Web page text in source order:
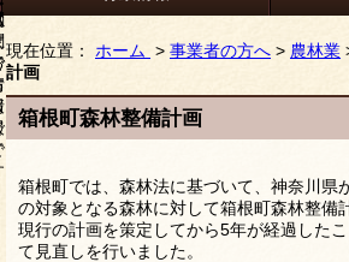
現在位置： ホーム > 事業者の方へ > 農林業
計画
箱根町森林整備計画
箱根町では、森林法に基づいて、神奈川県
の対象となる森林に対して箱根町森林整備
現行の計画を策定してから5年が経過した
て見直しを行いました。